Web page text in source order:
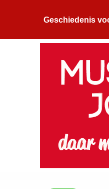
Geschiedenis